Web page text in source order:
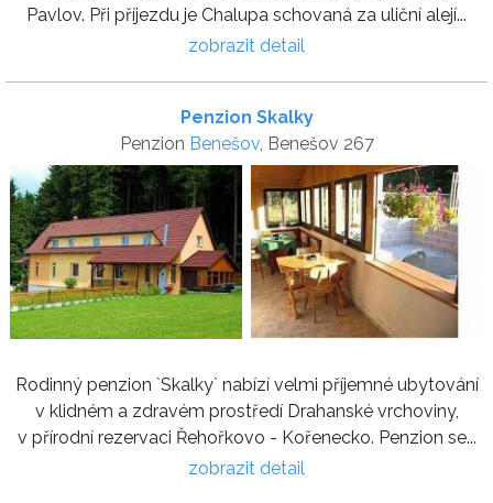
Pavlov. Při příjezdu je Chalupa schovaná za uliční alejí...
zobrazit detail
Penzion Skalky
Penzion Benešov, Benešov 267
Rodinný penzion `Skalky` nabízí velmi příjemné ubytování
v klidném a zdravém prostředí Drahanské vrchoviny,
v přírodní rezervaci Řehořkovo - Kořenecko. Penzion se...
zobrazit detail